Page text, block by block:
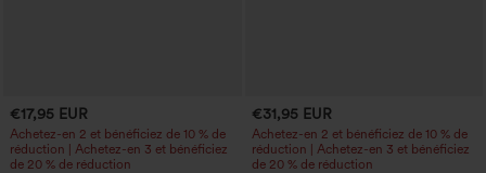
€17,95 EUR
Achetez-en 2 et bénéficiez de 10 % de
réduction | Achetez-en 3 et bénéficiez
de 20 % de réduction
€31,95 EUR
Achetez-en 2 et bénéficiez de 10 % de
réduction | Achetez-en 3 et bénéficiez
de 20 % de réduction